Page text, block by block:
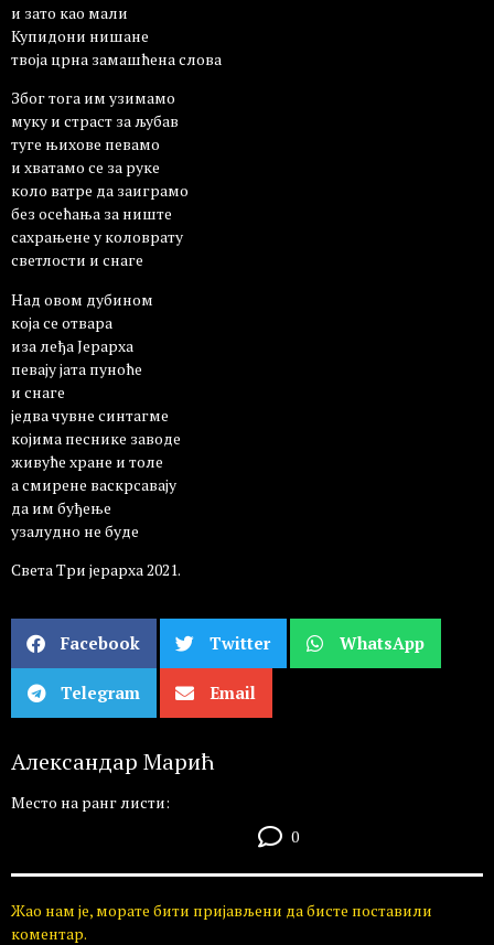
и зато као мали
Купидони нишане
твоја црна замашћена слова
Због тога им узимамо
муку и страст за љубав
туге њихове певамо
и хватамо се за руке
коло ватре да заиграмо
без осећања за ниште
сахрањене у коловрату
светлости и снаге
Над овом дубином
која се отвара
иза леђа Јерарха
певају јата пуноће
и снаге
једва чувне синтагме
којима песнике заводе
живуће хране и толе
а смирене васкрсавају
да им буђење
узалудно не буде
Света Три јерарха 2021.
Facebook Twitter WhatsApp
Telegram Email
Александар Марић
Место на ранг листи:
0
Жао нам је, морате бити пријављени да бисте поставили
коментар.